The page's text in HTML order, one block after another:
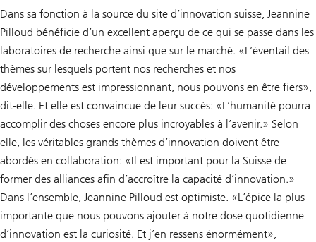
Dans sa fonction à la source du site d’innovation suisse, Jeannine
Pilloud bénéficie d’un excellent aperçu de ce qui se passe dans les
laboratoires de recherche ainsi que sur le marché. «L’éventail des
thèmes sur lesquels portent nos recherches et nos
développements est impressionnant, nous pouvons en être fiers»,
dit-elle. Et elle est convaincue de leur succès: «L’humanité pourra
accomplir des choses encore plus incroyables à l’avenir.» Selon
elle, les véritables grands thèmes d’innovation doivent être
abordés en collaboration: «Il est important pour la Suisse de
former des alliances afin d’accroître la capacité d’innovation.»
Dans l’ensemble, Jeannine Pilloud est optimiste. «L’épice la plus
importante que nous pouvons ajouter à notre dose quotidienne
d’innovation est la curiosité. Et j’en ressens énormément»,